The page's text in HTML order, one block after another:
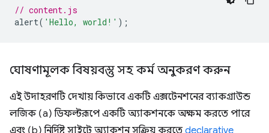
// content.js
alert( 'Hello, world!' );
ঘোষণামূলক বিষয়বস্তু সহ কর্ম অনুকরণ করুন
এই উদাহরণটি দেখায় কিভাবে একটি এক্সটেনশনের ব্যাকগ্রাউন্ড
লজিক (a) ডিফল্টরূপে একটি অ্যাকশনকে অক্ষম করতে পারে
এবং (b) নির্দিষ্ট সাইটে অ্যাকশন সক্রিয় করতে declarative